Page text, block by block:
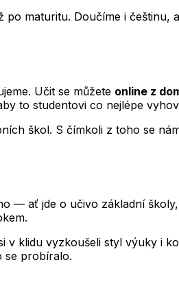
maturitu. Doučíme i češtinu,
Učit se můžete online z
to studentovi co nejlépe
škol. S čímkoli z toho se
— ať jde o učivo základní
klidu vyzkoušeli styl výuky i
se probíralo.